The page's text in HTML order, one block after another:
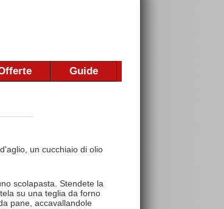
Guide
un cucchiaio di olio
scolapasta. Stendete la
su una teglia da forno
pane, accavallandole